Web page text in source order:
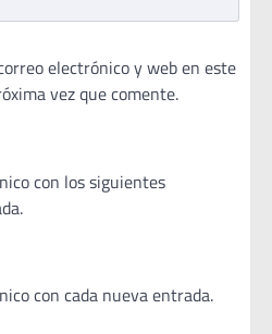
electrónico y web en este
vez que comente.
con los siguientes
con cada nueva entrada.